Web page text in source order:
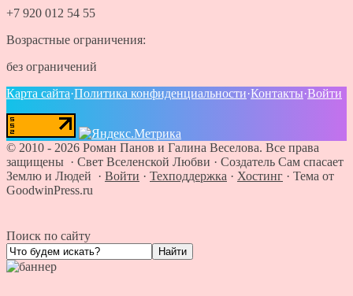
+7 920 012 54 55
Возрастные ограничения:
без ограничений
Карта сайта·Политика конфиденциальности·Контакты·Войти
© 2010 - 2026 Роман Панов и Галина Веселова. Все права
защищены · Свет Вселенской Любви · Создатель Сам спасает
Землю и Людей · Войти · Техподдержка · Хостинг · Тема от
GoodwinPress.ru
Поиск по сайту